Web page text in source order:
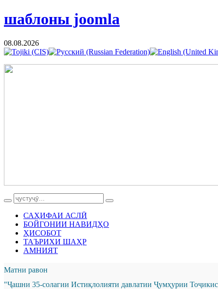
шаблоны joomla
08.08.2026
САҲИФАИ АСЛӢ
БОЙГОНИИ НАВИДҲО
ҲИСОБОТ
ТАЪРИХИ ШАҲР
АМНИЯТ
Матни равон
"Ҷашни 35-солагии Истиқлолияти давлатии Ҷумҳурии